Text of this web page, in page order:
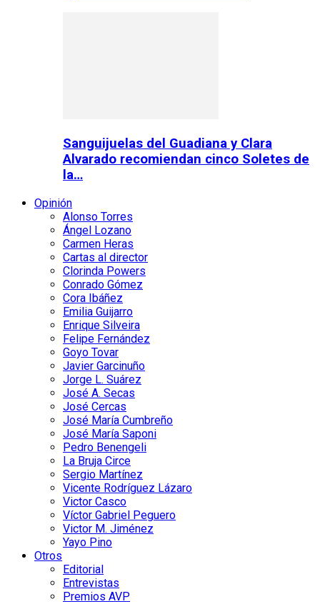
Sanguijuelas del Guadiana y Clara
Alvarado recomiendan cinco Soletes de
la…
Opinión
Alonso Torres
Ángel Lozano
Carmen Heras
Cartas al director
Clorinda Powers
Conrado Gómez
Cora Ibáñez
Emilia Guijarro
Enrique Silveira
Felipe Fernández
Goyo Tovar
Javier Garcinuño
Jorge L. Suárez
José A. Secas
José Cercas
José María Cumbreño
José María Saponi
Pedro Benengeli
La Bruja Circe
Sergio Martínez
Vicente Rodríguez Lázaro
Victor Casco
Víctor Gabriel Peguero
Victor M. Jiménez
Yayo Pino
Otros
Editorial
Entrevistas
Premios AVP